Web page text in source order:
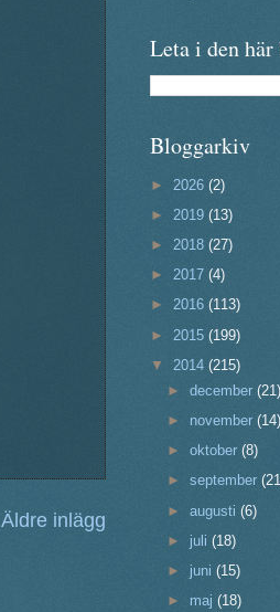
Äldre inlägg
Leta i den här
Bloggarkiv
► 2026 (2)
► 2019 (13)
► 2018 (27)
► 2017 (4)
► 2016 (113)
► 2015 (199)
▼ 2014 (215)
►december(21)
► november(14)
►oktober(8)
►september
►augusti(6)
► juli(18)
► juni(15)
► maj(18)